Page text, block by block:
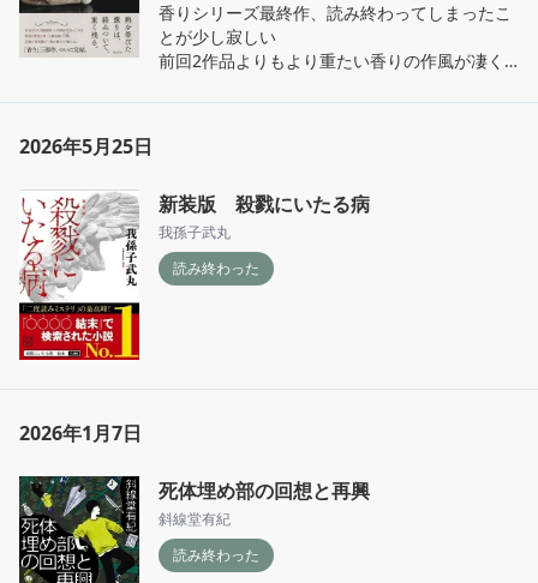
香りシリーズ最終作、読み終わってしまったこ
とが少し寂しい
前回2作品よりもより重たい香りの作風が凄く
2026年5月25日
新装版 殺戮にいたる病
我孫子武丸
読み終わった
2026年1月7日
死体埋め部の回想と再興
斜線堂有紀
読み終わった